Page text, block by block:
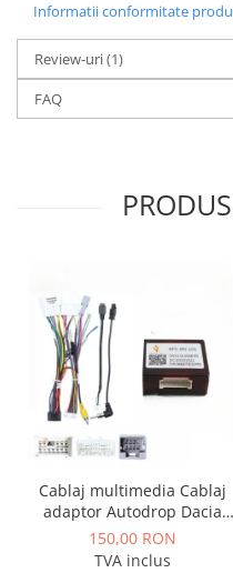
Conectică Mitsubishi
Informatii conformitate
Review-uri(1)
FAQ
Cablaj multimedia Cablaj
adaptor Autodrop Dacia
Logan / Sandero pentru
Navigatii multimedia
150,00 RON
TVA inclus